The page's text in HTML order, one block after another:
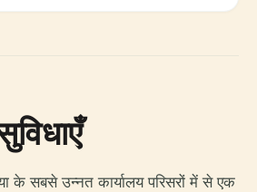
के सबसे उन्नत कार्यालय परिसरों में से एक